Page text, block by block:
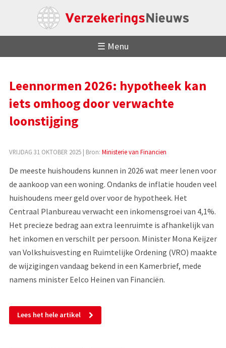
☰ Menu
Leennormen 2026: hypotheek kan
iets omhoog door verwachte
loonstijging
VRIJDAG 31 OKTOBER 2025| Bron: Ministerie van Financien
De meeste huishoudens kunnen in 2026 wat meer lenen voor
de aankoop van een woning. Ondanks de inflatie houden veel
huishoudens meer geld over voor de hypotheek. Het
Centraal Planbureau verwacht een inkomensgroei van 4,1%.
Het precieze bedrag aan extra leenruimte is afhankelijk van
het inkomen en verschilt per persoon. Minister Mona Keijzer
van Volkshuisvesting en Ruimtelijke Ordening (VRO) maakte
de wijzigingen vandaag bekend in een Kamerbrief, mede
namens minister Eelco Heinen van Financiën.
Lees het hele artikel